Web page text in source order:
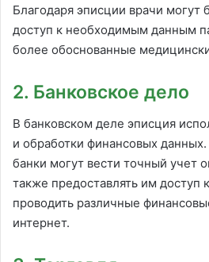
Благодаря эписции врачи могут
доступ к необходимым данным
более обоснованные
2. Банковское дело
В банковском деле эписция
и обработки финансовых
банки могут вести точный учет
также предоставлять им доступ
проводить различные
интернет.